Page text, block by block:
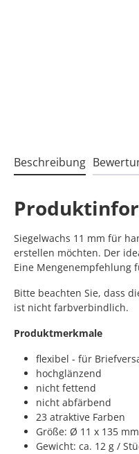
Beschreibung
Siegelwachs 11 mm für
erstellen möchten. Der
Eine Mengenempfehlung
Bitte beachten Sie, dass
ist nicht farbverbindlich.
Produktmerkmale
flexibel - für
hochglänzend
nicht fettend
nicht abfärbend
23 atraktive Farben
Größe: Ø 11 x 135 mm
Gewicht: ca. 12 g /